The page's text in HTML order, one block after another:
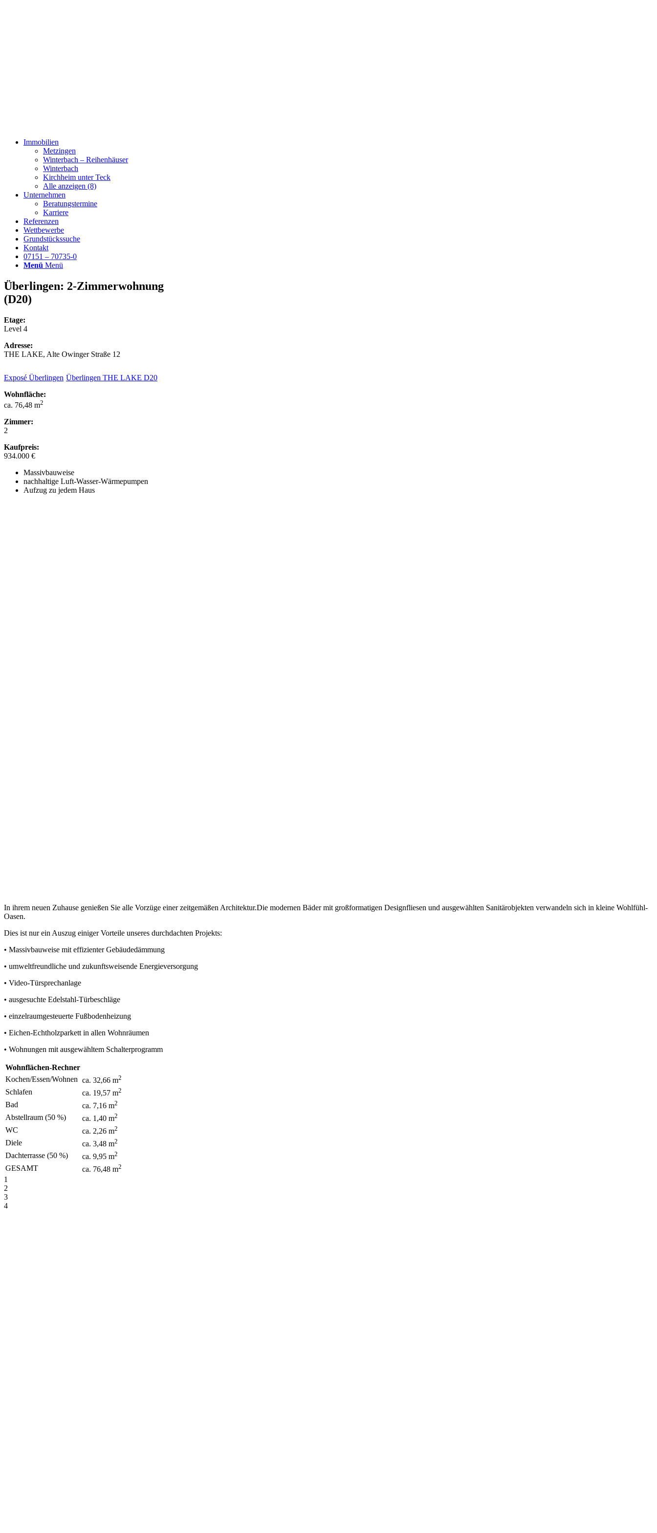
Immobilien
Metzingen
Winterbach – Reihenhäuser
Winterbach
Kirchheim unter Teck
Alle anzeigen (8)
Unternehmen
Beratungstermine
Karriere
Referenzen
Wettbewerbe
Grundstückssuche
Kontakt
07151 – 70735-0
Menü Menü
Überlingen: 2-Zimmerwohnung
(D20)
Etage:
Level 4
Adresse:
THE LAKE, Alte Owinger Straße 12
Exposé Überlingen Überlingen THE LAKE D20
Wohnfläche:
ca. 76,48 m2
Zimmer:
2
Kaufpreis:
934.000 €
Massivbauweise
nachhaltige Luft-Wasser-Wärmepumpen
Aufzug zu jedem Haus
In ihrem neuen Zuhause genießen Sie alle Vorzüge einer zeitgemäßen Architektur.Die modernen Bäder mit großformatigen Designfliesen und ausgewählten Sanitärobjekten verwandeln sich in kleine Wohlfühl-
Oasen.
Dies ist nur ein Auszug einiger Vorteile unseres durchdachten Projekts:
• Massivbauweise mit effizienter Gebäudedämmung
• umweltfreundliche und zukunftsweisende Energieversorgung
• Video-Türsprechanlage
• ausgesuchte Edelstahl-Türbeschläge
• einzelraumgesteuerte Fußbodenheizung
• Eichen-Echtholzparkett in allen Wohnräumen
• Wohnungen mit ausgewähltem Schalterprogramm
Wohnflächen-Rechner
Kochen/Essen/Wohnen ca. 32,66 m2
Schlafen ca. 19,57 m2
Bad ca. 7,16 m2
Abstellraum (50 %) ca. 1,40 m2
WC ca. 2,26 m2
Diele ca. 3,48 m2
Dachterrasse (50 %) ca. 9,95 m2
GESAMT ca. 76,48 m2
1
2
3
4